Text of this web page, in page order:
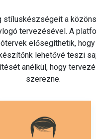
stíluskészségeit a
tervezésével. A
elősegíthetik,
lehetővé teszi
anélkül, hogy
szerezne.